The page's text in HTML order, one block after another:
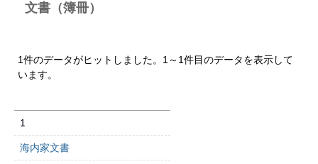
文書（簿冊）
1件のデータがヒットしました。1～1件目のデータを表示して
います。
1
海内家文書